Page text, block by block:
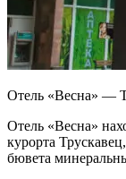
Отель «Весна» —
Отель «Весна»
курорта
бювета